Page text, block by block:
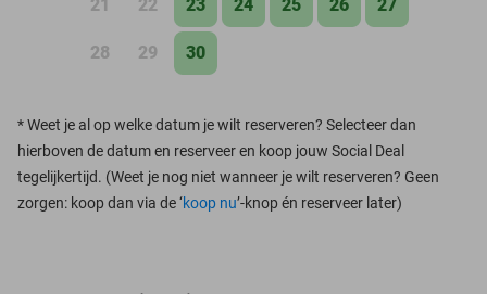
21 22 23 24 25 26 27
28 29 30
*Weet je al op welke datum je wilt reserveren? Selecteer dan
hierboven de datum en reserveer en koop jouw Social Deal
tegelijkertijd. (Weet je nog niet wanneer je wilt reserveren? Geen
zorgen: koop dan via de ‘koop nu’-knop én reserveer later)